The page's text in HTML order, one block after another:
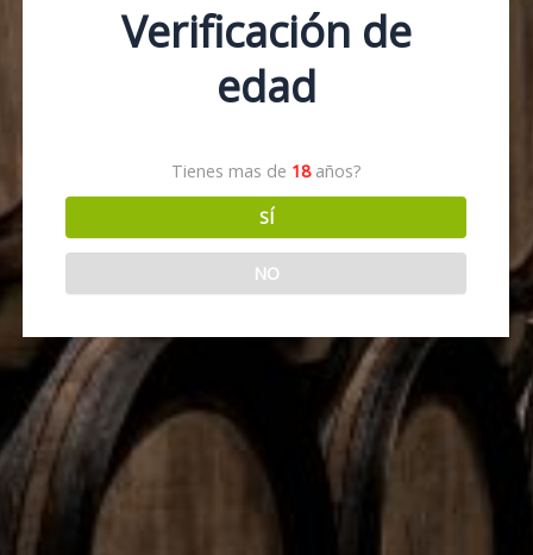
Verificación de
edad
Tienes mas de 18años?
SÍ
NO